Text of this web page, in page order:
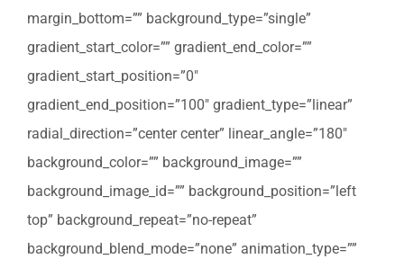
margin_bottom=”” background_type=”single”
gradient_start_color=”” gradient_end_color=””
gradient_start_position=”0″
gradient_end_position=”100″ gradient_type=”linear”
radial_direction=”center center” linear_angle=”180″
background_color=”” background_image=””
background_image_id=”” background_position=”left
top” background_repeat=”no-repeat”
background_blend_mode=”none” animation_type=””